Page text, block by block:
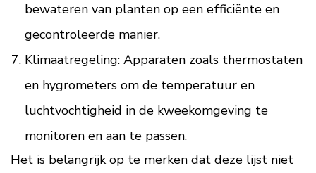
bewateren van planten op een efficiënte en
gecontroleerde manier.
Klimaatregeling: Apparaten zoals thermostaten
en hygrometers om de temperatuur en
luchtvochtigheid in de kweekomgeving te
monitoren en aan te passen.
Het is belangrijk op te merken dat deze lijst niet